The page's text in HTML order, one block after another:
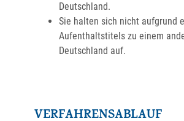
Deutschland.
Sie halten sich nicht aufgrund
Aufenthaltstitels zu einem
Deutschland auf.
VERFAHRENSABLAUF